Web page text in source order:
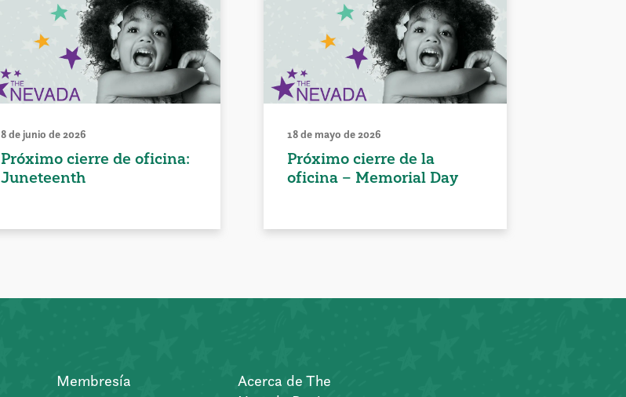
8 de junio de 2026
Próximo cierre de oficina:
Juneteenth
18 de mayo de 2026
Próximo cierre de la
oficina – Memorial Day
Membresía
Acerca de The